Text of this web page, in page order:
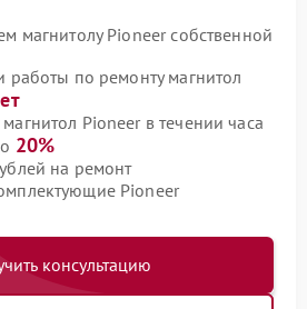
магнитолу Pioneer собственной
работы по ремонту магнитол
Pioneer в течении часа
20%
на ремонт
Pioneer
консультацию